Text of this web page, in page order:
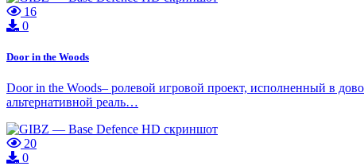
16
0
Door in the Woods
Door in the Woods– ролевой игровой проект, исполненный в
альтернативной реаль…
20
0